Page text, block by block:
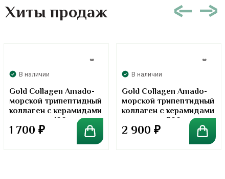
Хиты продаж
В наличии
Gold Collagen Amado-
морской трипептидный
коллаген с керамидами
в порошке. 100 грамм
1 700 ₽
В наличии
Gold Collagen Amado-
морской трипептидный
коллаген с керамидами
в порошке. 300 грамм
2 900 ₽